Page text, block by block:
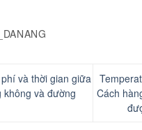
và thời gian giữa
không và đường
Cách